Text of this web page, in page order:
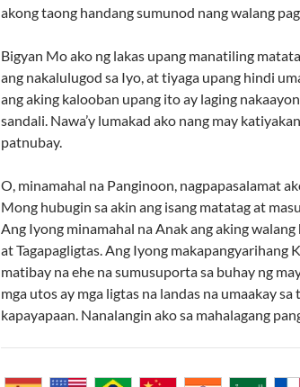
akong taong handang sumunod nang walang
Bigyan Mo ako ng lakas upang manatiling
ang nakalulugod sa Iyo, at tiyaga upang hindi
ang aking kalooban upang ito ay laging
sandali. Nawa’y lumakad ako nang may
patnubay.
O, minamahal na Panginoon, nagpapasalamat
Mong hubugin sa akin ang isang matatag at
Ang Iyong minamahal na Anak ang aking
at Tagapagligtas. Ang Iyong makapangyarihang
matibay na ehe na sumusuporta sa buhay ng
mga utos ay mga ligtas na landas na umaakay sa
kapayapaan. Nanalangin ako sa mahalagang